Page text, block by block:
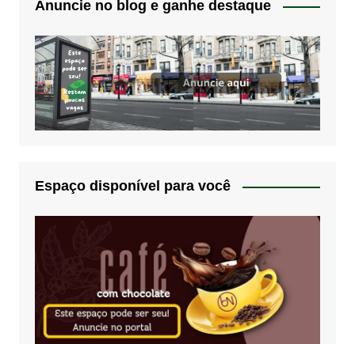
Anuncie no blog e ganhe destaque
Espaço disponível para você